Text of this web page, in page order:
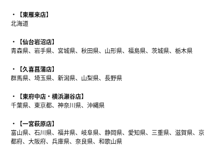
【東雁来店】
北海道
【仙台岩沼店】
青森県、岩手県、宮城県、秋田県、山形県、福島県、茨城県、栃木県
【久喜菖蒲店】
群馬県、埼玉県、新潟県、山梨県、長野県
【東府中店・横浜瀬谷店】
千葉県、東京都、神奈川県、沖縄県
【一宮萩原店】
富山県、石川県、福井県、岐阜県、静岡県、愛知県、三重県、滋賀県、京
都府、大阪府、兵庫県、奈良県、和歌山県